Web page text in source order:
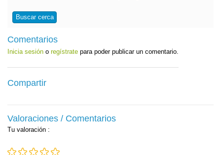
Buscar cerca
Comentarios
Inicia sesión o regístrate para poder publicar un comentario.
Compartir
Valoraciones / Comentarios
Tu valoración :